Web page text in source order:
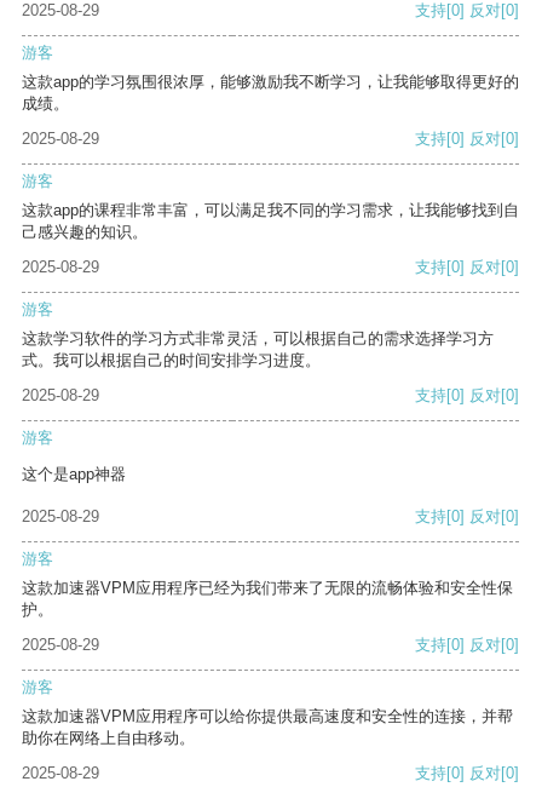
2025-08-29 支持[0] 反对[0]
游客
这款app的学习氛围很浓厚，能够激励我不断学习，让我能够取得更好的
成绩。
2025-08-29
支持[0] 反对[0]
游客
这款app的课程非常丰富，可以满足我不同的学习需求，让我能够找到自
己感兴趣的知识。
2025-08-29
支持[0] 反对[0]
游客
这款学习软件的学习方式非常灵活，可以根据自己的需求选择学习方
式。我可以根据自己的时间安排学习进度。
2025-08-29
支持[0] 反对[0]
游客
这个是app神器
2025-08-29 支持[0] 反对[0]
游客
这款加速器VPM应用程序已经为我们带来了无限的流畅体验和安全性保
护。
2025-08-29
支持[0] 反对[0]
游客
这款加速器VPM应用程序可以给你提供最高速度和安全性的连接，并帮
助你在网络上自由移动。
2025-08-29
支持[0] 反对[0]